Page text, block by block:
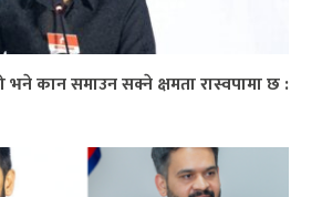
भने कान समाउन सक्ने क्षमता रास्वपामा छ :